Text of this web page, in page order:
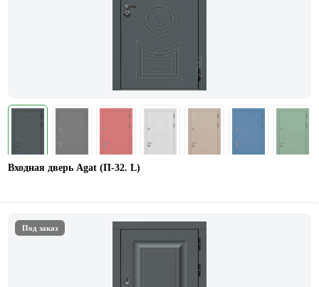
Входная дверь Agat (П-32. L)
Под заказ